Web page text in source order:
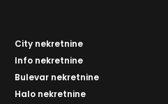
City nekretnine
Info nekretnine
Bulevar nekretnine
Halo nekretnine